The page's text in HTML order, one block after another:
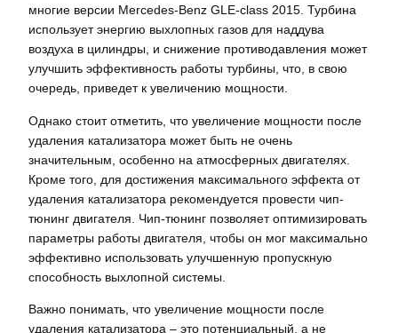
многие версии Mercedes-Benz GLE-class 2015. Турбина
использует энергию выхлопных газов для наддува
воздуха в цилиндры, и снижение противодавления может
улучшить эффективность работы турбины, что, в свою
очередь, приведет к увеличению мощности.
Однако стоит отметить, что увеличение мощности после
удаления катализатора может быть не очень
значительным, особенно на атмосферных двигателях.
Кроме того, для достижения максимального эффекта от
удаления катализатора рекомендуется провести чип-
тюнинг двигателя. Чип-тюнинг позволяет оптимизировать
параметры работы двигателя, чтобы он мог максимально
эффективно использовать улучшенную пропускную
способность выхлопной системы.
Важно понимать, что увеличение мощности после
удаления катализатора – это потенциальный, а не